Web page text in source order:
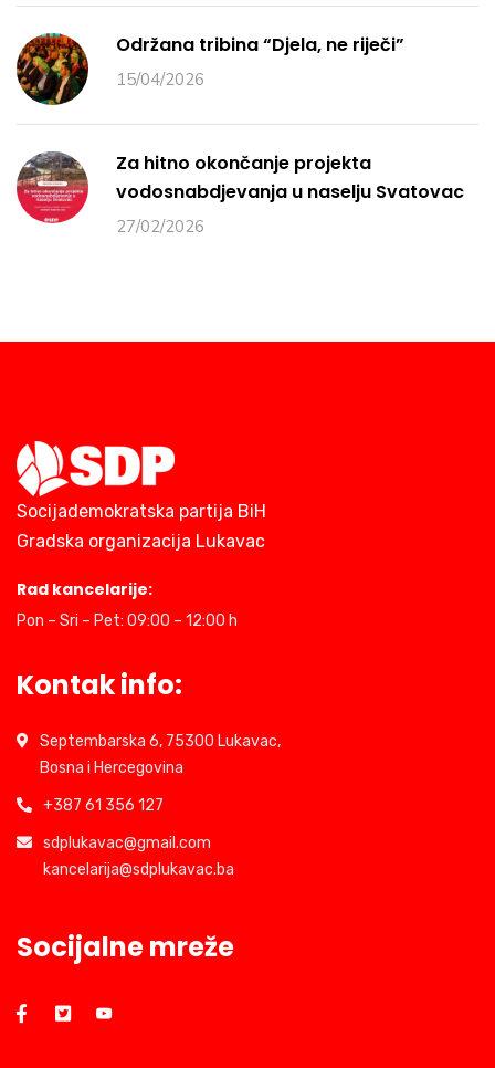
Održana tribina “Djela, ne riječi”
15/04/2026
Za hitno okončanje projekta
vodosnabdjevanja u naselju Svatovac
27/02/2026
Socijademokratska partija BiH
Gradska organizacija Lukavac
Rad kancelarije:
Pon – Sri – Pet: 09:00 – 12:00 h
Kontak info:
Septembarska 6, 75300 Lukavac,
Bosna i Hercegovina
+387 61 356 127
sdplukavac@gmail.com
kancelarija@sdplukavac.ba
Socijalne mreže